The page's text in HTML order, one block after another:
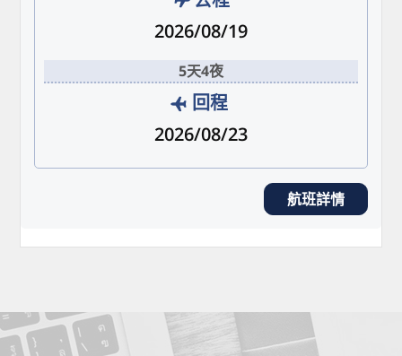
2026/08/19
5天4夜
回程
2026/08/23
航班詳情